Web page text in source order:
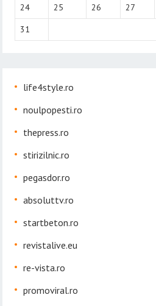
24
25 26 27
31
life4style.ro
noulpopesti.ro
thepress.ro
stirizilnic.ro
pegasdor.ro
absoluttv.ro
startbeton.ro
revistalive.eu
re-vista.ro
promoviral.ro